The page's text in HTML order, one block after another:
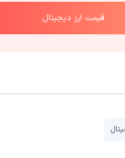
قیمت ارز دیجیتال